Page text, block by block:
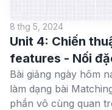
8 thg 5, 2024
Unit 4: Chiến
features - Nối
Bài giảng ngày hôm
làm dạng bài
phần vô cùng quan